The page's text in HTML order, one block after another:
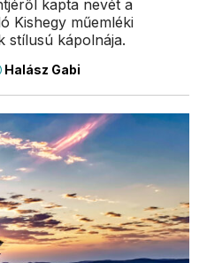
kapta nevét a
Kishegy műemléki
stílusú kápolnája.
Halász Gabi